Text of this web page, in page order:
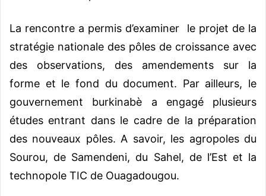
La rencontre a permis d’examiner le projet de la
stratégie nationale des pôles de croissance avec
des observations, des amendements sur la
forme et le fond du document. Par ailleurs, le
gouvernement burkinabè a engagé plusieurs
études entrant dans le cadre de la préparation
des nouveaux pôles. A savoir, les agropoles du
Sourou, de Samendeni, du Sahel, de l’Est et la
technopole TIC de Ouagadougou.